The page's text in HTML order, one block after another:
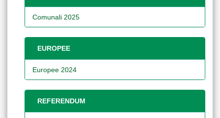
Comunali 2025
EUROPEE
Europee 2024
REFERENDUM